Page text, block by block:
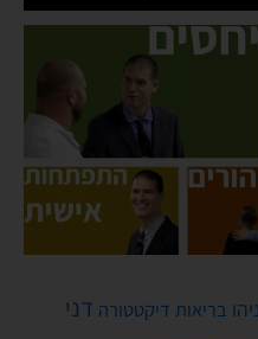
בריאות דיקטטורה דני